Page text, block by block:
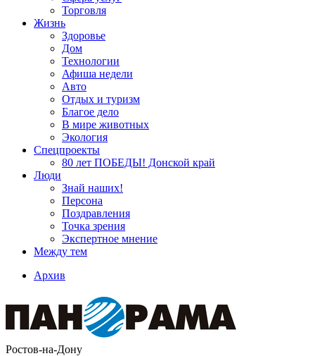
Торговля
Жизнь
Здоровье
Дом
Технологии
Афиша недели
Авто
Отдых и туризм
Благое дело
В мире животных
Экология
Спецпроекты
80 лет ПОБЕДЫ! Донской край
Люди
Знай наших!
Персона
Поздравления
Точка зрения
Экспертное мнение
Между тем
Архив
Ростов-на-Дону